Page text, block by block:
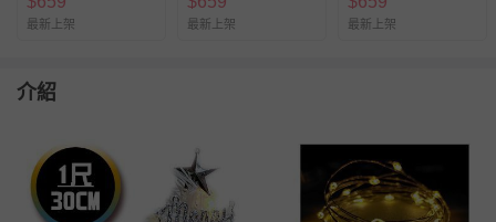
最新上架 最新上架 最新上架
介紹